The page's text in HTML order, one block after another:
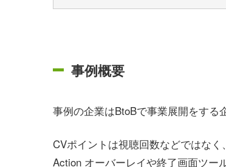
事例概要
事例の企業はBtoBで事業展開をする
CVポイントは視聴回数などではなく、
Action オーバーレイや終了画面ツー